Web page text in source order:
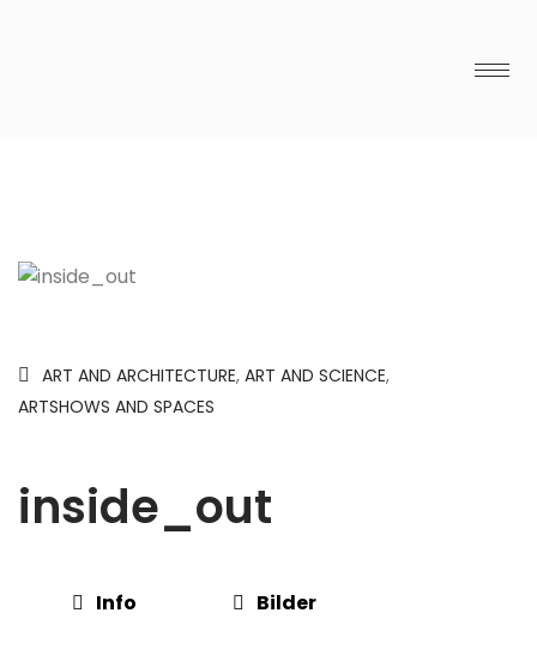
ART AND ARCHITECTURE, ART AND SCIENCE,
ARTSHOWS AND SPACES
inside_out
Info Bilder